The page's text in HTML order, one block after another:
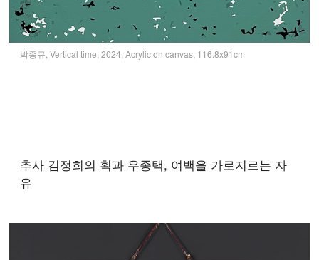
박종규, Vertical time, 2024, Acrylic on canvas, 116.8x91cm
추사 김정희의 획과 우종택, 여백을 가로지르는 자
유